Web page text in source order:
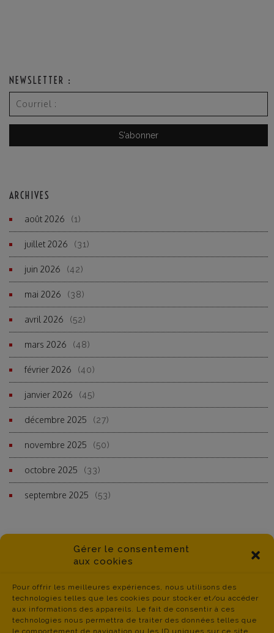
Gérer le consentement
aux cookies
Pour offrir les meilleures expériences, nous utilisons des
technologies telles que les cookies pour stocker et/ou accéder
aux informations des appareils. Le fait de consentir à ces
technologies nous permettra de traiter des données telles que
le comportement de navigation ou les ID uniques sur ce site.
NEWSLETTER :
ARCHIVES
août 2026 (1)
juillet 2026 (31)
juin 2026 (42)
mai 2026 (38)
avril 2026 (52)
mars 2026 (48)
février 2026 (40)
janvier 2026 (45)
décembre 2025 (27)
novembre 2025 (50)
octobre 2025 (33)
septembre 2025 (53)